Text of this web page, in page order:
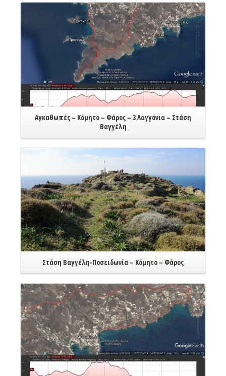
Αγκαθωπές – Κόμητο – Φάρος – 3 Λαγγόνια – Στάση
Βαγγέλη
Στάση Βαγγέλη-Ποσειδωνία – Κόμητο – Φάρος